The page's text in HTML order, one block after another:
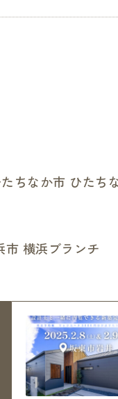
ちなか市 ひたち
市 横浜ブランチ